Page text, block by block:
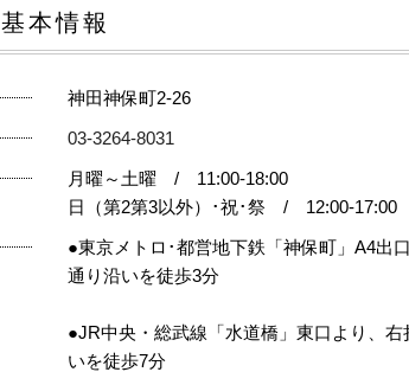
基本情報
神田神保町2-26
03-3264-8031
月曜～土曜 / 11:00-18:00
日（第2第3以外）･祝･祭 / 12:00-17:00
●東京メトロ･都営地下鉄「神保町」A4出
通り沿いを徒歩3分
●JR中央・総武線「水道橋」東口より、
いを徒歩7分